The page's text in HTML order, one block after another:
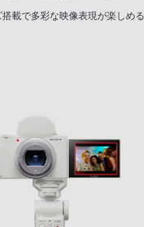
載で多彩な映像表現が楽しめ